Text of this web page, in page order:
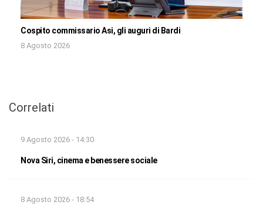
Cospito commissario Asi, gli auguri di Bardi
8 Agosto 2026
Correlati
9 Agosto 2026 - 14:30
Nova Siri, cinema e benessere sociale
8 Agosto 2026 - 18:54